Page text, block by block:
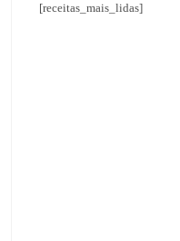
[receitas_mais_lidas]